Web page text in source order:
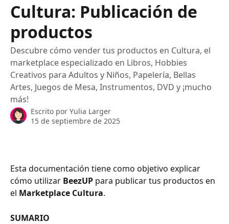
Cultura: Publicación de
productos
Descubre cómo vender tus productos en Cultura, el
marketplace especializado en Libros, Hobbies
Creativos para Adultos y Niños, Papelería, Bellas
Artes, Juegos de Mesa, Instrumentos, DVD y ¡mucho
más!
Escrito por Yulia Larger
15 de septiembre de 2025
Esta documentación tiene como objetivo explicar
cómo utilizar BeezUP para publicar tus productos en
el Marketplace Cultura.
SUMARIO